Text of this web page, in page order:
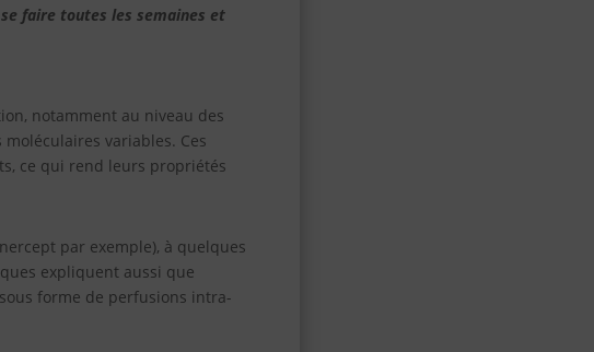
faire toutes les semaines et
notamment au niveau des
variables. Ces
ce qui rend leurs propriétés
par exemple), à quelques
expliquent aussi que
forme de perfusions intra-